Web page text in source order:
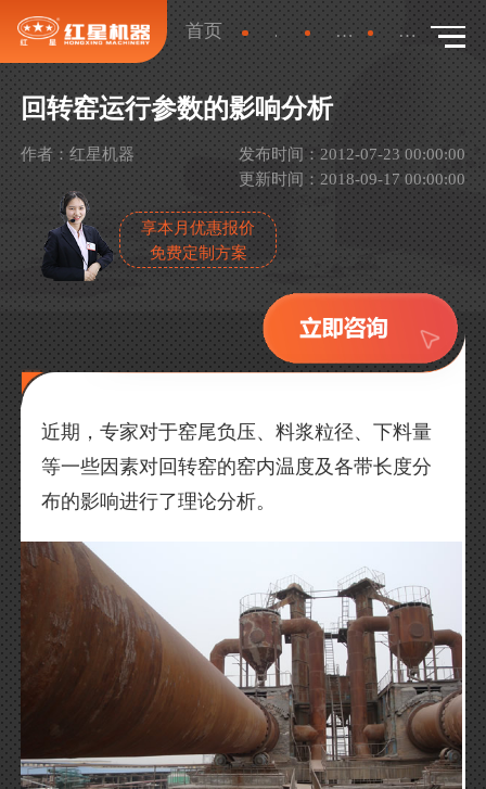
首页 新闻 产品新闻 详情
回转窑运行参数的影响分析
作者：红星机器
发布时间：2012-07-23 00:00:00
更新时间：2018-09-17 00:00:00
享本月优惠报价
免费定制方案
近期，专家对于窑尾负压、料浆粒径、下料量
等一些因素对回转窑的窑内温度及各带长度分
布的影响进行了理论分析。